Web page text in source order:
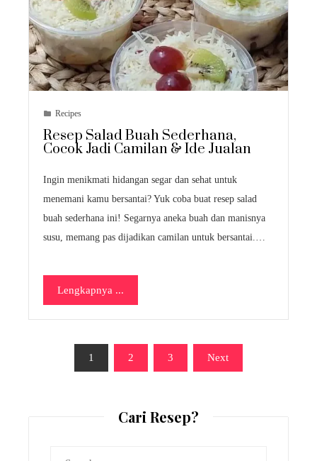
Recipes
Resep Salad Buah Sederhana,
Cocok Jadi Camilan & Ide Jualan
Ingin menikmati hidangan segar dan sehat untuk
menemani kamu bersantai? Yuk coba buat resep salad
buah sederhana ini! Segarnya aneka buah dan manisnya
susu, memang pas dijadikan camilan untuk bersantai.…
Lengkapnya ...
pagination
1 2 3 Next
Cari Resep?